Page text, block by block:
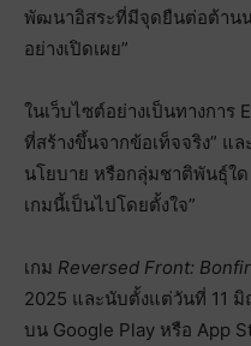
พัฒนาอิสระที่มีจุดยืนต่อต้าน
อย่างเปิดเผย”
ในเว็บไซต์อย่างเป็นทางการ
ที่สร้างขึ้นจากข้อเท็จจริง” แ
นโยบาย หรือกลุ่มชาติพันธุ์ใ
เกมนี้เป็นไปโดยตั้งใจ”
เกม Reversed Front:
2025 และนับตั้งแต่วันที่ 11
บน Google Play หรือ App